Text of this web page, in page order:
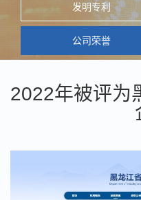
发明专利
公司荣誉
2022年被评为